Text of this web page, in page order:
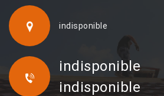
indisponible
indisponible
indisponible